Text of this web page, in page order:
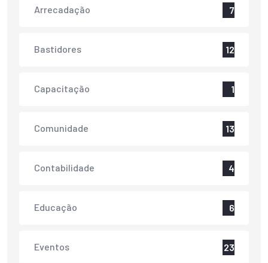
Arrecadação 7
Bastidores 12
Capacitação 1
Comunidade 13
Contabilidade 4
Educação 6
Eventos 23